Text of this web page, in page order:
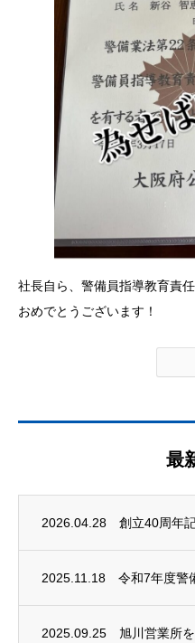
社長自ら、警備員指導教育責
おめでとうございます！
最
2026.04.28 創立40周年
2025.11.18
2025.09.25 旭川営業所